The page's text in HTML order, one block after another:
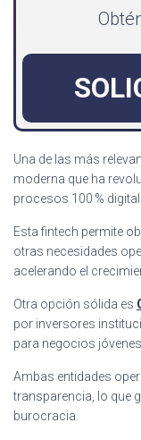
Una de las más
moderna que ha
procesos 100 %
Esta fintech permite
otras necesidades
acelerando el
Otra opción sólida es
por inversores
para negocios
Ambas entidades
transparencia, lo que
burocracia.